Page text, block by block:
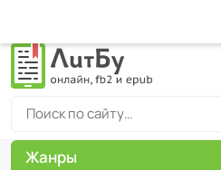
Жанры